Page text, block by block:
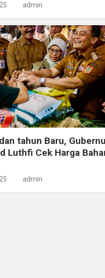
admin
tahun Baru,
Luthfi Cek Harga
admin